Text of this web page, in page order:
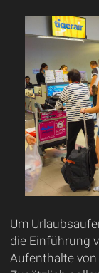
Um
die Einführung
Aufenthalte